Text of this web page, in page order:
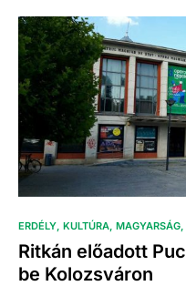
ERDÉLY KULTÚRA MAGYARSÁG
Ritkán előadott
be Kolozsváron